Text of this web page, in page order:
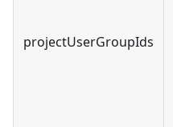
projectUserGroupIds